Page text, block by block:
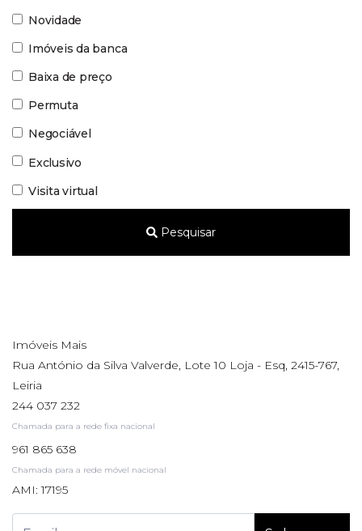
Novidade
Imóveis da banca
Baixa de preço
Permuta
Negociável
Exclusivo
Visita virtual
Pesquisar
Imóveis Mais
Rua António da Silva Valverde, Lote 10 Loja - Esq, 2415-767,
Leiria
244 037 232
Chamada para a rede fixa nacional
961 865 638
Chamada para a rede móvel nacional
AMI: 17195